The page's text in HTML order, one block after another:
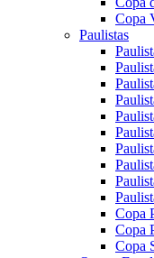
Copa
Paulistas
Copa
Copa
Copa